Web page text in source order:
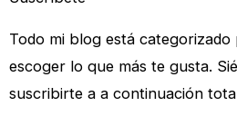
Todo mi blog está categorizado
escoger lo que más te gusta.
suscribirte a a continuación